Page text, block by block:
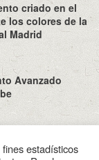
criado en el
los colores de la
Madrid
Avanzado
estadísticos